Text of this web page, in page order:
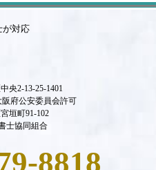
が対応
央2-13-25-1401
阪府公安委員会許可
垣町91-102
士協同組合
8818